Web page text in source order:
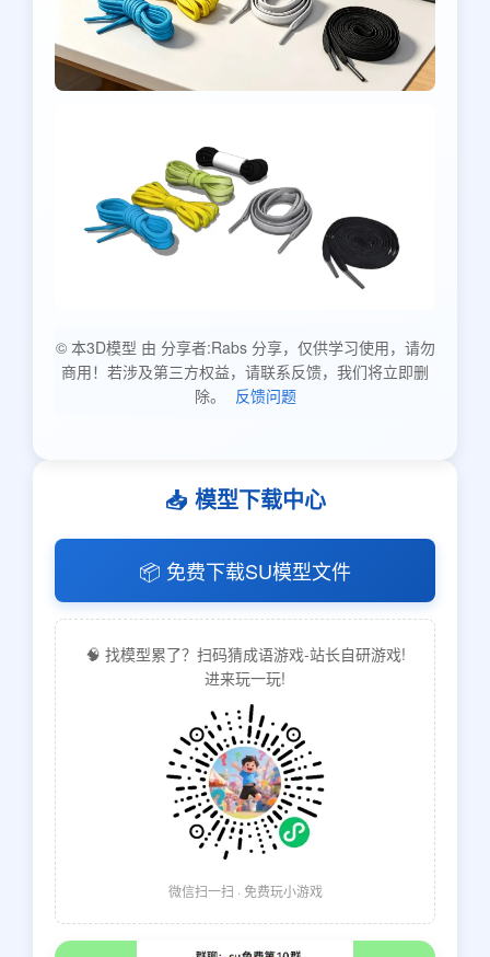
© 本3D模型 由 分享者:Rabs 分享，仅供学习使用，请勿
商用！若涉及第三方权益，请联系反馈，我们将立即删
除。
反馈问题
📥 模型下载中心
📦 免费下载SU模型文件
🧠 找模型累了？扫码猜成语游戏-站长自研游戏!
进来玩一玩!
微信扫一扫 · 免费玩小游戏